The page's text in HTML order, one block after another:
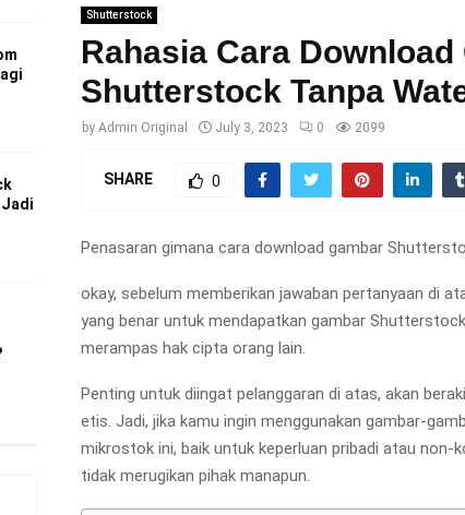
Shutterstock
Rahasia Cara Download
Shutterstock Tanpa
by Admin Original July 3, 2023 0 2099
SHARE 0
Penasaran gimana cara download gambar
okay, sebelum memberikan jawaban pertanyaan di
yang benar untuk mendapatkan gambar
merampas hak cipta orang lain.
Penting untuk diingat pelanggaran di atas, akan
etis. Jadi, jika kamu ingin menggunakan gambar-
mikrostok ini, baik untuk keperluan pribadi atau non-
tidak merugikan pihak manapun.
Jadi